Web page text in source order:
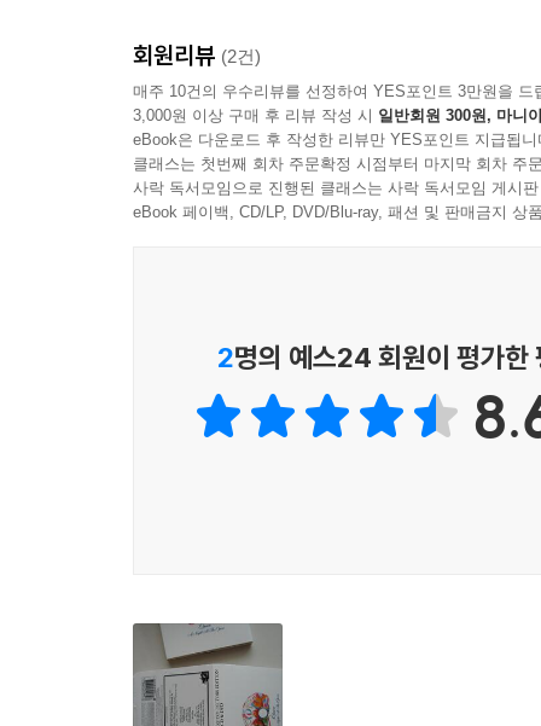
회원리뷰 (2건)
매주 10건의 우수리뷰를 선정하여 YES포인트 3만원을 드
3,000원 이상 구매 후 리뷰 작성 시 일반회원 300원, 마니
eBook은 다운로드 후 작성한 리뷰만 YES포인트 지급됩니
클래스는 첫번째 회차 주문확정 시점부터 마지막 회차 주
사락 독서모임으로 진행된 클래스는 사락 독서모임 게시
eBook 페이백, CD/LP, DVD/Blu-ray, 패션 및 판매금지 상
2명의 예스24 회원이 평가한